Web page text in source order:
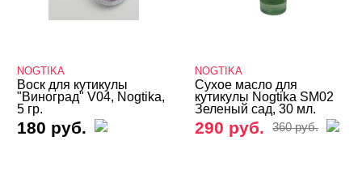
NOGTIKA
Воск для кутикулы
"Виноград" V04, Nogtika,
5 гр.
180 руб.
NOGTIKA
Сухое масло для
кутикулы Nogtika SM02
Зеленый сад, 30 мл.
290 руб. 360 руб.